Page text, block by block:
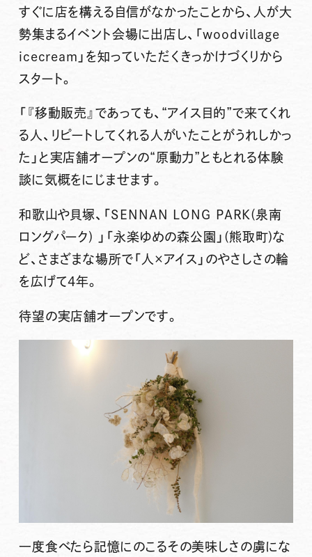
すぐに店を構える自信がなかったことから、人が大
勢集まるイベント会場に出店し、「woodvillage
icecream」を知っていただくきっかけづくりから
スタート。
「『移動販売』であっても、“アイス目的”で来てくれ
る人、リピートしてくれる人がいたことがうれしかっ
た」と実店舗オープンの“原動力”ともとれる体験
談に気概をにじませます。
和歌山や貝塚、「SENNAN LONG PARK(泉南
ロングパーク) 」「永楽ゆめの森公園」(熊取町)な
ど、さまざまな場所で「人×アイス」のやさしさの輪
を広げて4年。
待望の実店舗オープンです。
一度食べたら記憶にのこるその美味しさの虜にな